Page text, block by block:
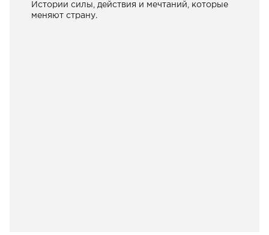
Истории силы, действия и мечтаний, которые
меняют страну.